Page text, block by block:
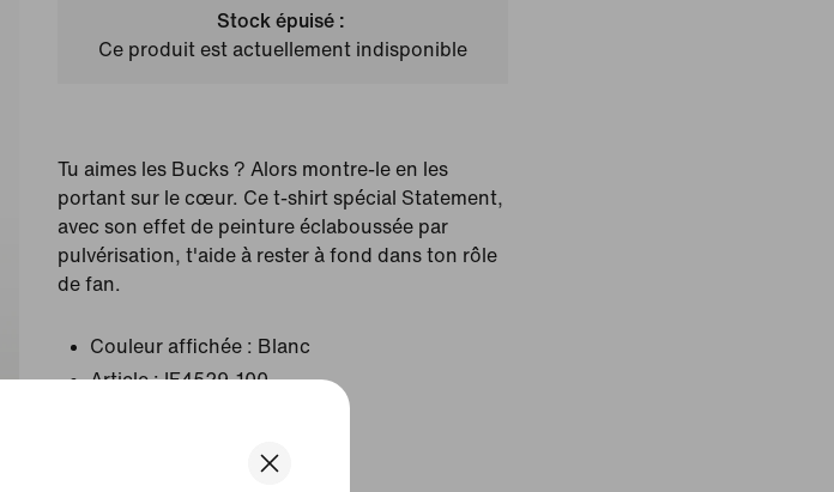
Stock épuisé :
Ce produit est actuellement indisponible
Tu aimes les Bucks ? Alors montre-le en les
portant sur le cœur. Ce t-shirt spécial Statement,
avec son effet de peinture éclaboussée par
pulvérisation, t'aide à rester à fond dans ton rôle
de fan.
Couleur affichée : Blanc
Article : IF4529-100
Afficher les détails du produit